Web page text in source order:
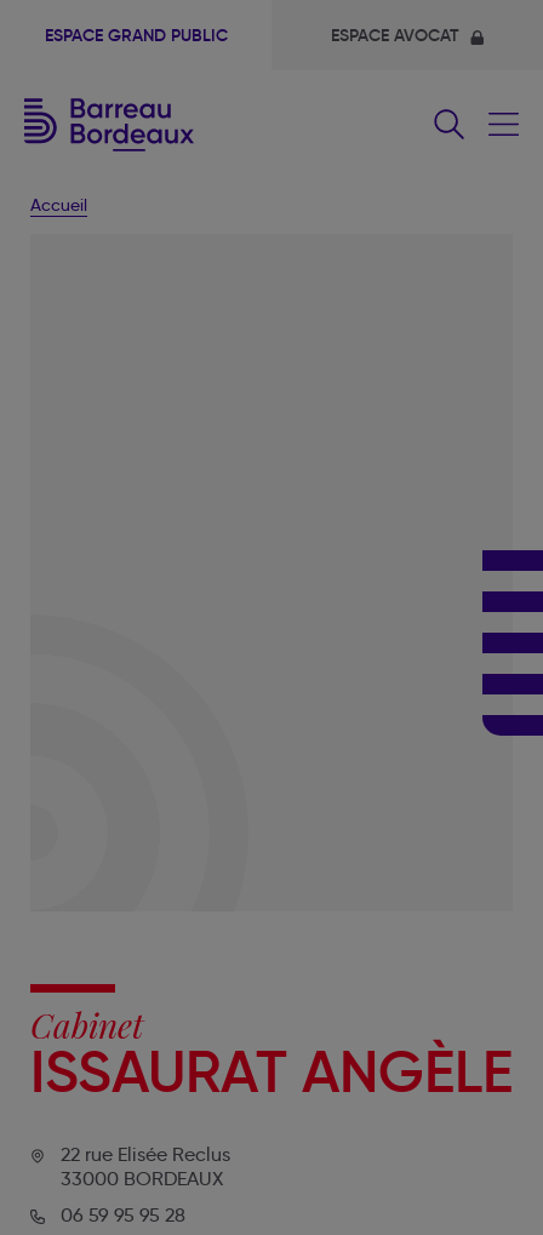
ESPACE GRAND PUBLIC ESPACE AVOCAT
Accueil
Cabinet
ISSAURAT ANGÈLE
22 rue Elisée Reclus
33000 BORDEAUX
06 59 95 95 28